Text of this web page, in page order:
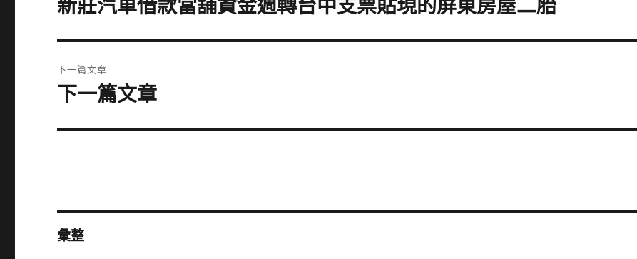
篇
文
章:
新莊汽車借款當舖資金週轉台中支票貼現的屏東房屋二胎
下一篇文章
下
篇
下一篇文章
彙整